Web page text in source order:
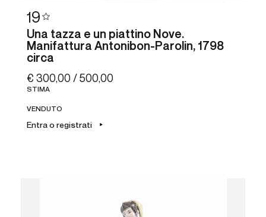
19
Una tazza e un piattino Nove.
Manifattura Antonibon-Parolin, 1798
circa
€ 300,00 / 500,00
STIMA
VENDUTO
Entra o registrati